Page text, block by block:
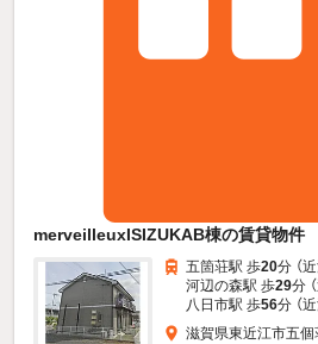
merveilleuxISIZUKAB棟の賃貸物件
五箇荘駅 歩20分 （
河辺の森駅 歩29分
八日市駅 歩56分 （
滋賀県東近江市五個